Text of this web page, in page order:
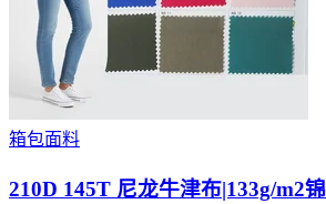
箱包面料
210D 145T 尼龙牛津布|133g/m2